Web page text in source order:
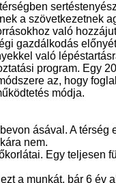
a szövetkezetnek
való
gazdálkodás
való
program. Egy
az, hogy
módja.
ásával. A térség
nem.
Egy teljesen
a munkát, bár 6 év